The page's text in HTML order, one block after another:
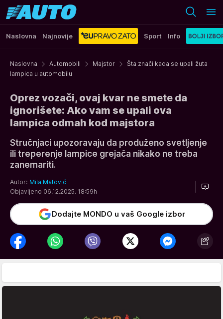
Naslovna Najnovije Sport Info
Naslovna Automobili Majstor
Šta znači kada se upali žuta
lampica u automobilu
Oprez vozači, ovaj kvar ne smete da
ignorišete: Ako vam se upali ova
lampica odmah kod majstora
Stručnjaci upozoravaju da produženo svetljenje
ili treperenje lampice grejača nikako ne treba
zanemariti.
Autor: Mila Matović
Objavljeno 06.12.2025. 18:59h
Dodajte MONDO u vaš Google izbor